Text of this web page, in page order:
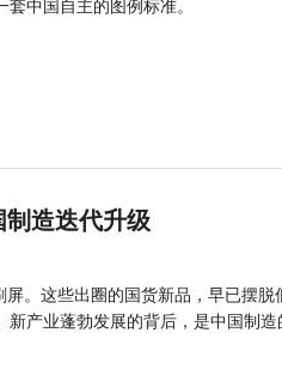
中国自主的图例标准。
制造迭代升级
屏。这些出圈的国货新品，早已摆
产业蓬勃发展的背后，是中国制造